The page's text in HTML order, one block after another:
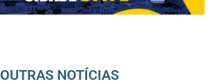
OUTRAS NOTÍCIAS